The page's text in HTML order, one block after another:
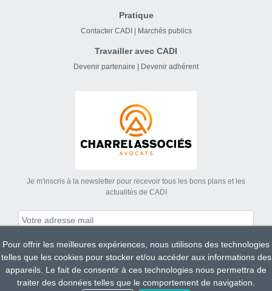
Pratique
Contacter CADI | Marchés publics
Travailler avec CADI
Devenir partenaire | Devenir adhérent
Je m'inscris à la newsletter pour recevoir tous les bons plans et les
actualités de CADI
S'abonner
Tous droits réservés CADI 2023.
Pour offrir les meilleures expériences, nous utilisons des technologies
telles que les cookies pour stocker et/ou accéder aux informations des
appareils. Le fait de consentir à ces technologies nous permettra de
traiter des données telles que le comportement de navigation.